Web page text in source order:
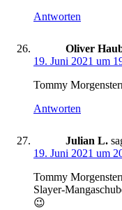
Antworten
Oliver
19. Juni 2021 um
Tommy
Antworten
Julian L.
19. Juni 2021 um
Tommy
Slayer-
😉